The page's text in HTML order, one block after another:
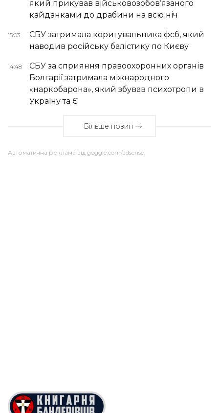
який прикував військовозобов’язаного
кайданками до драбини на всю ніч
15:03
СБУ затримала коригувальника фсб, який
наводив російську балістику по Києву
14:48
СБУ за сприяння правоохоронних органів
Болгарії затримала міжнародного
«наркобарона», який збував психотропи в
Україну та Є
Більше новин
Автоматична реклама від goggle.com/adsense: